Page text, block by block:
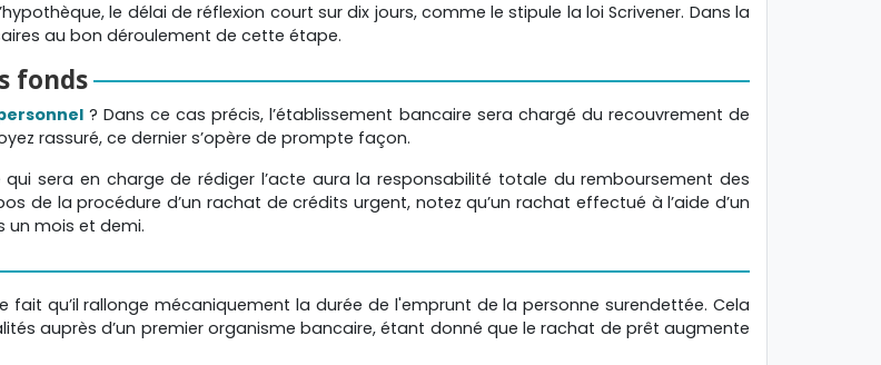
le délai de réflexion court sur dix jours, comme le stipule la loi Scrivener. Dans la
au bon déroulement de cette étape.
fonds
? Dans ce cas précis, l’établissement bancaire sera chargé du recouvrement de
rassuré, ce dernier s’opère de prompte façon.
sera en charge de rédiger l’acte aura la responsabilité totale du remboursement des
de la procédure d’un rachat de crédits urgent, notez qu’un rachat effectué à l’aide d’un
un mois et demi.
qu’il rallonge mécaniquement la durée de l'emprunt de la personne surendettée. Cela
auprès d’un premier organisme bancaire, étant donné que le rachat de prêt augmente